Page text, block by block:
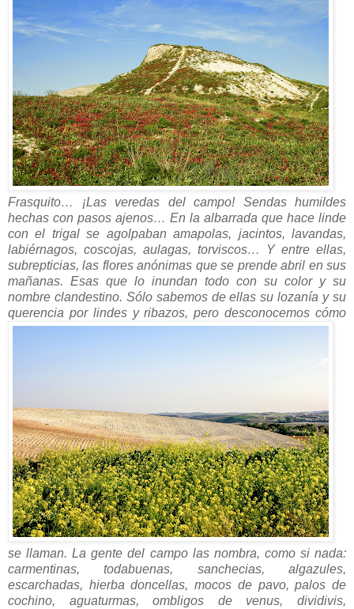
Frasquito… ¡Las veredas del campo! Sendas humildes
hechas con pasos ajenos… En la albarrada que hace linde
con el trigal se agolpaban amapolas, jacintos, lavandas,
labiérnagos, coscojas, aulagas, torviscos… Y entre ellas,
subrepticias, las flores anónimas que se prende abril en sus
mañanas. Esas que lo inundan todo con su color y su
nombre clandestino. Sólo sabemos de ellas su lozanía y su
querencia por lindes y ribazos, pero desconocemos cómo
se llaman. La gente del campo las nombra, como si nada:
carmentinas, todabuenas, sanchecias, algazules,
escarchadas, hierba doncellas, mocos de pavo, palos de
cochino, aguaturmas, ombligos de venus, dividivis,